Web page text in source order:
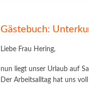
Gästebuch:
Liebe Frau Hering,
nun liegt unser Urlaub auf
Der Arbeitsalltag hat uns